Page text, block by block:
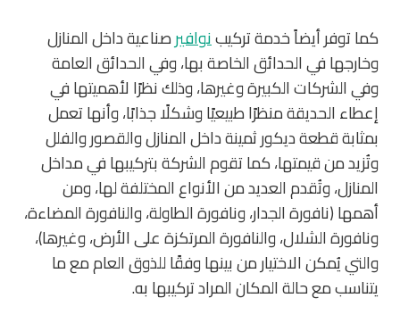
كما توفر أيضاً خدمة تركيبنوافيرصناعية داخل المنازل
وخارجها في الحدائق الخاصة بها، وفي الحدائق العامة
وفي الشركات الكبيرة وغيرها، وذلك نظرًا لأهميتها في
إعطاء الحديقة منظرًا طبيعيًا وشكلًا جذابًا، وأنها تعمل
بمثابة قطعة ديكور ثمينة داخل المنازل والقصور والفلل
وتُزيد من قيمتها، كما تقوم الشركة بتركيبها في مداخل
المنازل، وتُقدم العديد من الأنواع المختلفة لها، ومن
أهمها (نافورة الجدار، ونافورة الطاولة، والنافورة المضاءة،
ونافورة الشلال، والنافورة المرتكزة على الأرض، وغيرها)،
والتي يُمكن الاختيار من بينها وفقًا للذوق العام مع ما
يتناسب مع حالة المكان المراد تركيبها به.